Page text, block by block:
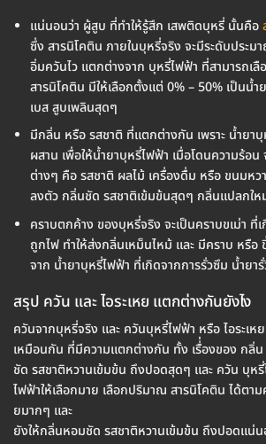
แน่นอนว่า ผู้สูบ ที่ทำให้รู้สึก เสพติดบุหรี่ นั้นคือ
ซึ่ง สารนิโคติน ภายในบุหรี่จริง จะมีระดับประ
อิ่มควันไว แตกต่างจาก บุหรี่ไฟฟ้า ที่สามารถเ
สารนิโคติน มีให้เลือกตั้งแต่ 0% – 50% เป็นน้
เบส สูบเพลินสุดๆ
มีกลิ่น หรือ รสชาติ ที่แตกต่างกัน เพราะ น้ำยา
ผสาน เพื่อให้น้ำยาบุหรี่ไฟฟ้า เมื่อโดนความร้อน
ต่างๆ คือ รสชาติ ผลไม้ เครื่องดื่ม หรือ ขนมห
ลงตัว กลิ่นชัด รสชาติเข้มข้นสุดๆ กลิ่นแปลกใ
คราบตกค้าง ของบุหรี่จริง จะเป็นคราบขเม่า ที่เ
ถูกไฟ ทำให้ส่งกลิ่นเหม็นไหม้ และ มีคราบ หรือ
จาก น้ำยาบุหรี่ไฟฟ้า ที่เกิดจากการรั่วซึม น้ำยา
สรุป ควัน และ ไอระเหย แตกต่างกันยังไง
ควันจากบุหรี่จริง และ ควันบุหรี่ไฟฟ้า หรือ ไอระเห
เหมือนกัน ที่มีความแตกต่างกัน ทั้ง เรื่่องของ กลิ่
ชัด รสชาติหวานเข้มข้น ถึงปอดสุดๆ และ ควัน บุห
ไฟฟ้าให้เลือกมาย เลือกปริมาณ สารนิโคติน ได้ตาม
ยมากๆ และ
ยังให้กลิ่นหอมชัด รสชาติหวานเข้มข้น ถึงปอดแน่